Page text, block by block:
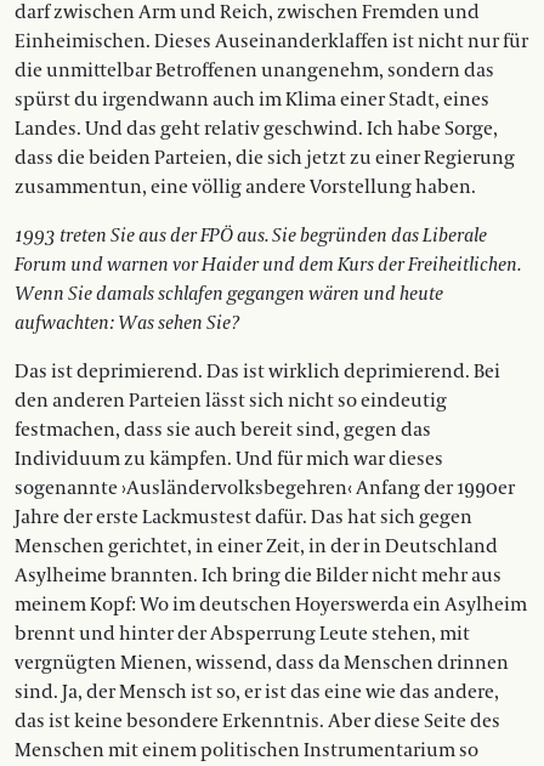
darf zwischen Arm und Reich, zwischen Fremden und
Einheimischen. Dieses Auseinanderklaffen ist nicht nur für
die unmittelbar Betroffenen unangenehm, sondern das
spürst du irgendwann auch im Klima einer Stadt, eines
Landes. Und das geht relativ geschwind. Ich habe Sorge,
dass die beiden Parteien, die sich jetzt zu einer Regierung
zusammentun, eine völlig andere Vorstellung haben.
1993 treten Sie aus der FPÖ aus. Sie begründen das Liberale
Forum und warnen vor Haider und dem Kurs der Freiheitlichen.
Wenn Sie damals schlafen gegangen wären und heute
aufwachten: Was sehen Sie?
Das ist deprimierend. Das ist wirklich deprimierend. Bei
den anderen Parteien lässt sich nicht so eindeutig
festmachen, dass sie auch bereit sind, gegen das
Individuum zu kämpfen. Und für mich war dieses
sogenannte ›Ausländervolksbegehren‹ Anfang der 1990er
Jahre der erste Lackmustest dafür. Das hat sich gegen
Menschen gerichtet, in einer Zeit, in der in Deutschland
Asylheime brannten. Ich bring die Bilder nicht mehr aus
meinem Kopf: Wo im deutschen Hoyerswerda ein Asylheim
brennt und hinter der Absperrung Leute stehen, mit
vergnügten Mienen, wissend, dass da Menschen drinnen
sind. Ja, der Mensch ist so, er ist das eine wie das andere,
das ist keine besondere Erkenntnis. Aber diese Seite des
Menschen mit einem politischen Instrumentarium so